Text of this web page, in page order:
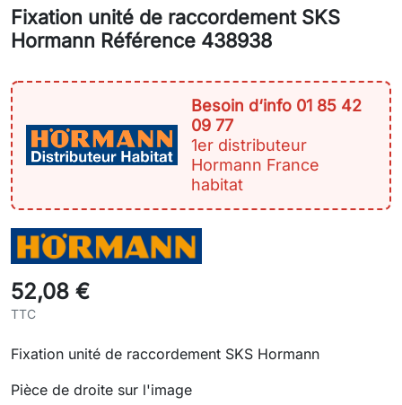
Fixation unité de raccordement SKS
Hormann Référence 438938
Besoin d‘info 01 85 42
09 77
1er distributeur
Hormann France
habitat
52,08 €
TTC
Fixation unité de raccordement SKS Hormann
Pièce de droite sur l'image